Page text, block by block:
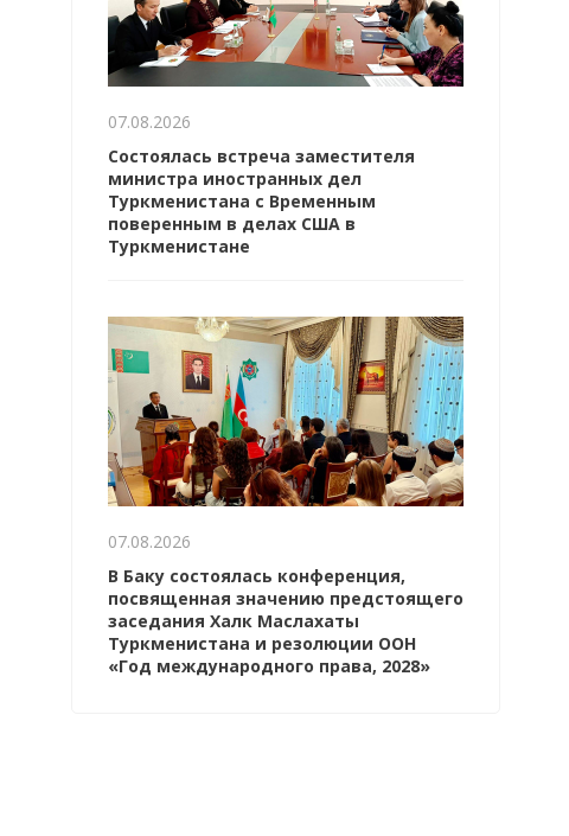
07.08.2026
Состоялась встреча заместителя
министра иностранных дел
Туркменистана с Временным
поверенным в делах США в
Туркменистане
07.08.2026
В Баку состоялась конференция,
посвященная значению предстоящего
заседания Халк Маслахаты
Туркменистана и резолюции ООН
«Год международного права, 2028»